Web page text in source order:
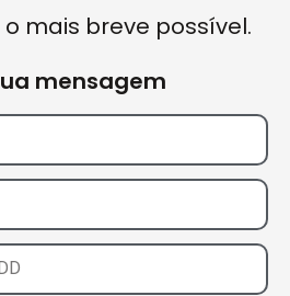
mais breve possível.
mensagem